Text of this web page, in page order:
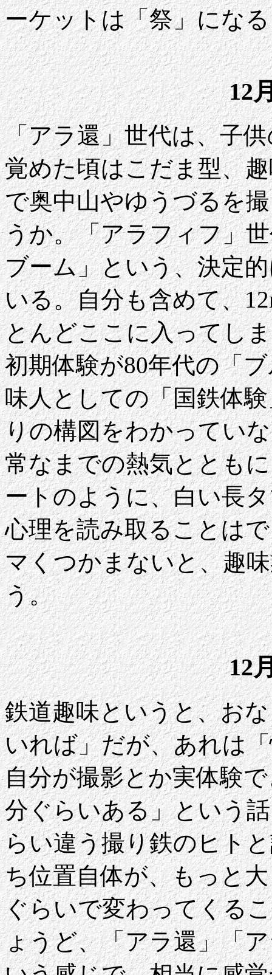
ーケットは「祭」にな
12
「アラ還」世代は、子
覚めた頃はこだま型、
で奥中山やゆうづるを
うか。「アラフィフ」
ブーム」という、決定
いる。自分も含めて、
とんどここに入ってし
初期体験が80年代の「
味人としての「国鉄体
りの構図をわかってい
常なまでの熱気ととも
ートのように、白い長
心理を読み取ることは
マくつかまないと、趣
う。
12
鉄道趣味というと、お
いれば」だが、あれは
自分が撮影とか実体験
分ぐらいある」という
らい違う撮り鉄のヒト
ち位置自体が、もっと
ぐらいで変わってくる
ょうど、「アラ還」「